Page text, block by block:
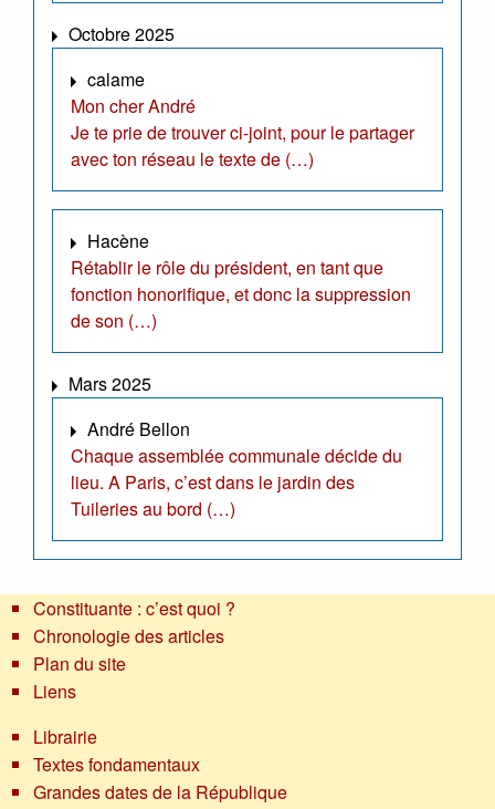
Octobre 2025
calame
Mon cher André
Je te prie de trouver ci-joint, pour le partager
avec ton réseau le texte de (…)
Hacène
Rétablir le rôle du président, en tant que
fonction honorifique, et donc la suppression
de son (…)
Mars 2025
André Bellon
Chaque assemblée communale décide du
lieu. A Paris, c’est dans le jardin des
Tuileries au bord (…)
Constituante : c’est quoi ?
Chronologie des articles
Plan du site
Liens
Librairie
Textes fondamentaux
Grandes dates de la République